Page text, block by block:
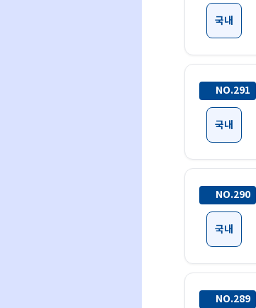
국내
NO.291
국내
NO.290
국내
NO.289